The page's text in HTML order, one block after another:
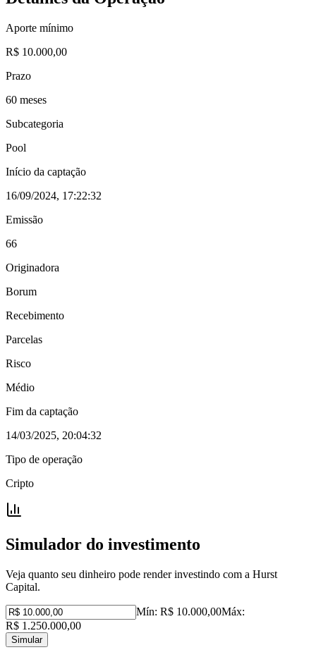
Aporte mínimo
R$ 10.000,00
Prazo
60 meses
Subcategoria
Pool
Início da captação
16/09/2024, 17:22:32
Emissão
66
Originadora
Borum
Recebimento
Parcelas
Risco
Médio
Fim da captação
14/03/2025, 20:04:32
Tipo de operação
Cripto
Simulador do investimento
Veja quanto seu dinheiro pode render investindo com a Hurst
Capital.
Mín: R$ 10.000,00Máx:
R$ 1.250.000,00
Simular